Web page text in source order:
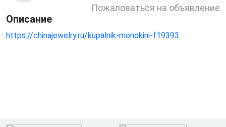
Пожаловаться на объявление
Описание
https://chinajewelry.ru/kupalnik-monokini-f19393